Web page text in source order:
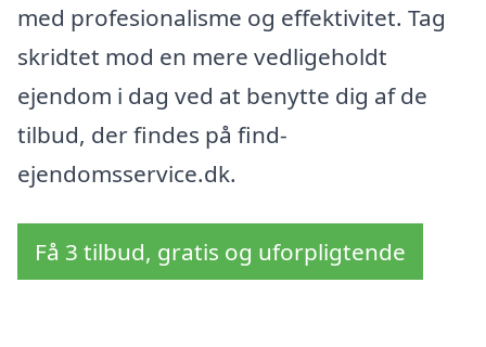
med profesionalisme og effektivitet. Tag
skridtet mod en mere vedligeholdt
ejendom i dag ved at benytte dig af de
tilbud, der findes på find-
ejendomsservice.dk.
Få 3 tilbud, gratis og uforpligtende